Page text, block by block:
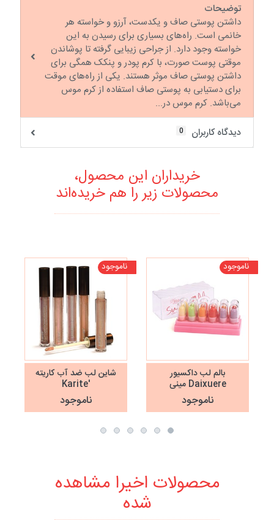
توضیحات
داشتن پوستی صاف و یکدست، آرزو و خواسته هر
خانمی است. راه‌های بسیاری برای رسیدن به این
خواسته وجود دارد. از جراحی زیبایی گرفته تا پوشاندن
موقتی پوست صورت، با کرم پودر و پنکک همگی برای
داشتن پوستی صاف موثر هستند. یکی از راه‌های موقت
برای دستیابی به پوستی صاف استفاده از کرم موس
می‌باشد. کرم موس در...
دیدگاه کاربران
0
خریداران این محصول،
محصولات زیر را هم خریده‌اند
ناموجود
بالم لب داکسیور
Daixuere مینی
ناموجود
ناموجود
شاین لب ضد آب کاریته
'Karite
ناموجود
محصولات اخیرا مشاهده
شده